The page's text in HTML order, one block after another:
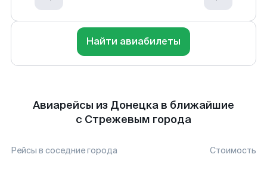
Найти авиабилеты
Авиарейсы из Донецка в ближайшие
с Стрежевым города
Рейсы в соседние города Стоимость